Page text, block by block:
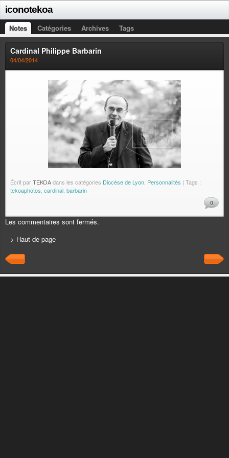
iconotekoa
Notes Catégories Archives Tags
Cardinal Philippe Barbarin
04/04/2014
Écrit parTEKOAdans les catégories Diocèse de Lyon Personnalités | Tags :
tekoaphotos cardinal barbarin
0
Les commentaires sont fermés.
> Haut de page